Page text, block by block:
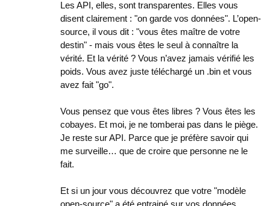
Les API, elles, sont transparentes. Elles vous
disent clairement : "on garde vos données". L’open-
source, il vous dit : "vous êtes maître de votre
destin" - mais vous êtes le seul à connaître la
vérité. Et la vérité ? Vous n’avez jamais vérifié les
poids. Vous avez juste téléchargé un .bin et vous
avez fait "go".
Vous pensez que vous êtes libres ? Vous êtes les
cobayes. Et moi, je ne tomberai pas dans le piège.
Je reste sur API. Parce que je préfère savoir qui
me surveille… que de croire que personne ne le
fait.
Et si un jour vous découvrez que votre "modèle